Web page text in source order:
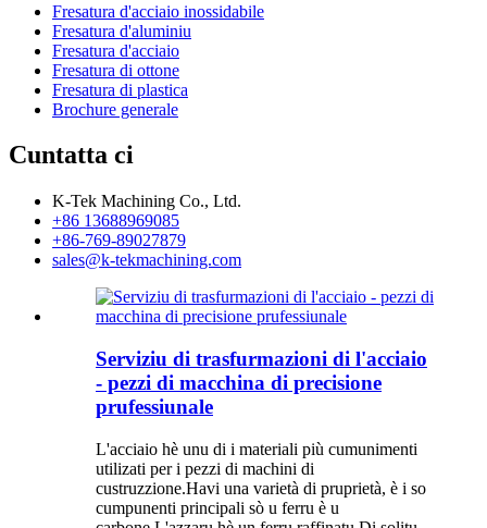
Fresatura d'acciaio inossidabile
Fresatura d'aluminiu
Fresatura d'acciaio
Fresatura di ottone
Fresatura di plastica
Brochure generale
Cuntatta ci
K-Tek Machining Co., Ltd.
+86 13688969085
+86-769-89027879
sales@k-tekmachining.com
Serviziu di trasfurmazioni di l'acciaio
- pezzi di macchina di precisione
prufessiunale
L'acciaio hè unu di i materiali più cumunimenti
utilizati per i pezzi di machini di
custruzzione.Havi una varietà di pruprietà, è i so
cumpunenti principali sò u ferru è u